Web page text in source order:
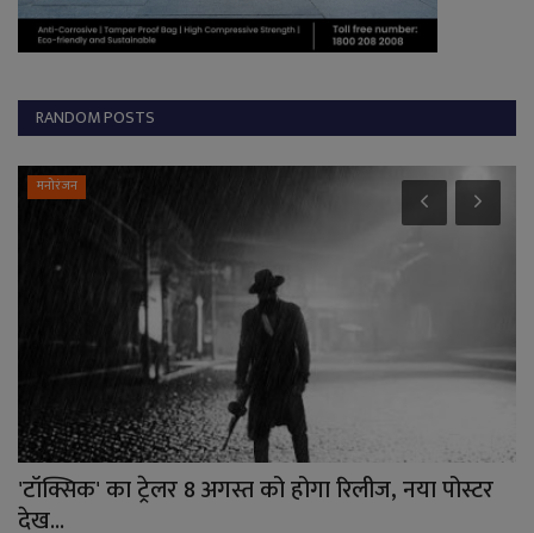
RANDOM POSTS
मनोरंजन
'टॉक्सिक' का ट्रेलर 8 अगस्त को होगा रिलीज, नया पोस्टर
देख...